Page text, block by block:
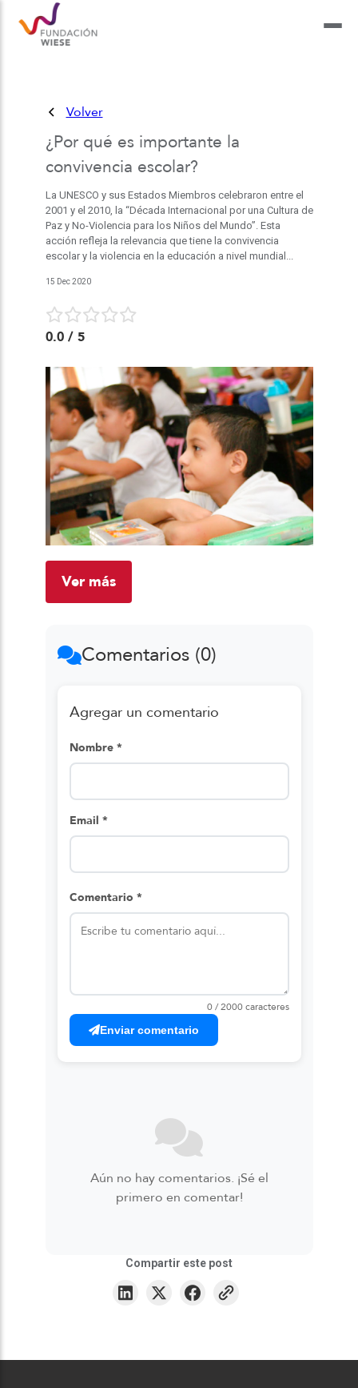
Volver
¿Por qué es importante la
convivencia escolar?
La UNESCO y sus Estados Miembros celebraron entre el
2001 y el 2010, la “Década Internacional por una Cultura de
Paz y No-Violencia para los Niños del Mundo”. Esta
acción refleja la relevancia que tiene la convivencia
escolar y la violencia en la educación a nivel mundial...
15 Dec 2020
0.0/ 5
Ver más
Comentarios (0)
Agregar un comentario
Nombre *
Email *
Comentario *
0 / 2000 caracteres
Enviar comentario
Aún no hay comentarios. ¡Sé el
primero en comentar!
Compartir este post